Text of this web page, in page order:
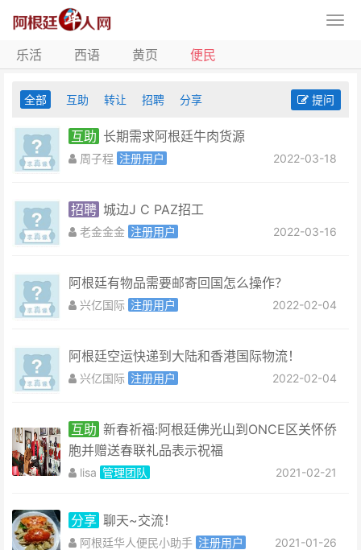
乐活 西语 黄页 便民
全部 互助 转让 招聘 分享 提问
互助 长期需求阿根廷牛肉货源
周子程 注册用户 2022-03-18
招聘 城边J C PAZ招工
老金金金 注册用户 2022-03-16
阿根廷有物品需要邮寄回国怎么操作？
兴亿国际 注册用户 2022-02-04
阿根廷空运快递到大陆和香港国际物流！
兴亿国际 注册用户 2022-02-04
互助 新春祈福:阿根廷佛光山到ONCE区关怀侨
胞并赠送春联礼品表示祝福
lisa 管理团队 2021-02-21
分享 聊天~交流！
阿根廷华人便民小助手 注册用户 2021-01-26